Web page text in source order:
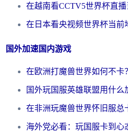
国外加速国内游戏